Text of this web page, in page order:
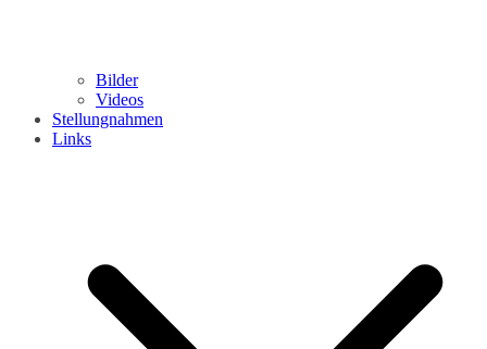
Bilder
Videos
Stellungnahmen
Links